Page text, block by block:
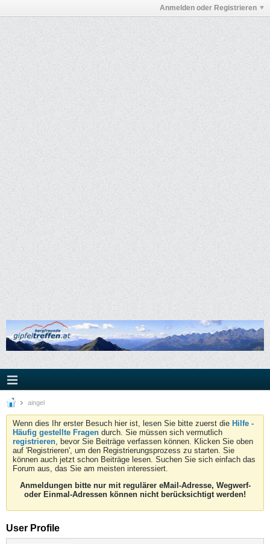
Anmelden oder Registrieren
aingel
Wenn dies Ihr erster Besuch hier ist, lesen Sie bitte zuerst die Hilfe -
Häufig gestellte Fragen durch. Sie müssen sich vermutlich
registrieren, bevor Sie Beiträge verfassen können. Klicken Sie oben
auf 'Registrieren', um den Registrierungsprozess zu starten. Sie
können auch jetzt schon Beiträge lesen. Suchen Sie sich einfach das
Forum aus, das Sie am meisten interessiert.
Anmeldungen bitte nur mit regulärer eMail-Adresse, Wegwerf-
oder Einmal-Adressen können nicht berücksichtigt werden!
User Profile